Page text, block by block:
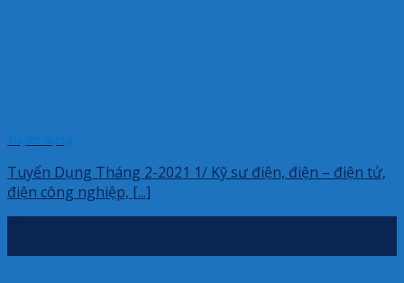
Tuyển dụng
Tuyển Dụng Tháng 2-2021 1/ Kỹ sư điện, điện – điện tử,
điện công nghiệp, [...]